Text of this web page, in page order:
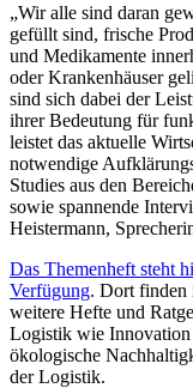
„Wir alle sind daran
gefüllt sind, frische
und Medikamente
oder Krankenhäuser
sind sich dabei der
ihrer Bedeutung für
leistet das aktuelle
notwendige
Studies aus den
sowie spannende
Heistermann,
Das Themenheft steht
Verfügung. Dort finden
weitere Hefte und
Logistik wie
ökologische
der Logistik.